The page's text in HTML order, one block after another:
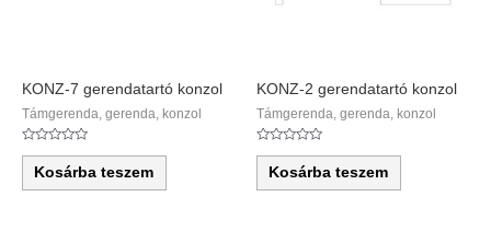
KONZ-7 gerendatartó konzol
Támgerenda, gerenda, konzol
Értékelés:
5
Kosárba teszem
KONZ-2 gerendatartó konzol
Támgerenda, gerenda, konzol
Értékelés:
5
Kosárba teszem